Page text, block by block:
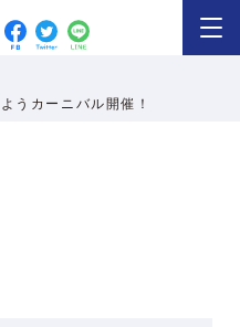
うカーニバル開催！